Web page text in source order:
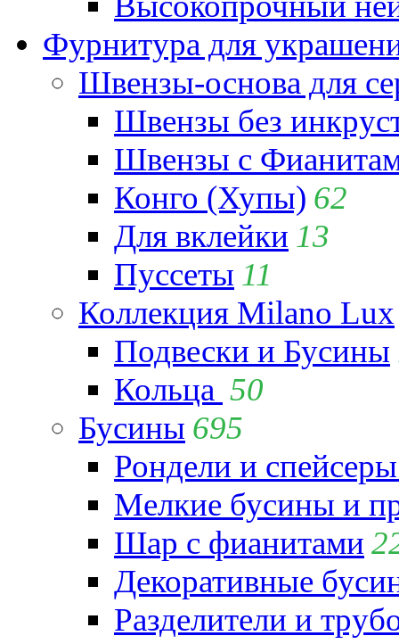
Фурнитура для
Швензы-основа для
Швензы без
Швензы с
Конго (Хупы) 62
Для вклейки 13
Пуссеты 11
Коллекция Milano Lux
Подвески и Бусины
Кольца 50
Бусины 695
Рондели и
Мелкие бусины и
Шар с фианитами
Декоративные
Разделители и